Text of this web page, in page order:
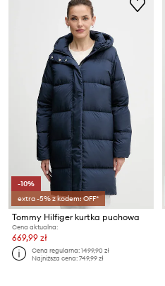
-10%
extra -5% z kodem: OFF*
Tommy Hilfiger kurtka puchowa
Cena aktualna:
669,99 zł
Cena regularna:1499,90 zł
Najniższa cena:749,99 zł